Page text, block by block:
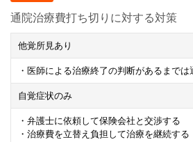
通院治療費打ち切りに対する対策
他覚所見あり
・医師による治療終了の判断があるまで
自覚症状のみ
・弁護士に依頼して保険会社と交渉する
・治療費を立替え負担して治療を継続する